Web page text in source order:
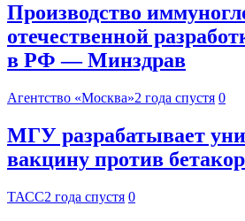
Производство
отечественной
в РФ — Минздрав
Агентство «Москва»2 года спустя 0
МГУ разрабатывает
вакцину против
ТАСС2 года спустя 0